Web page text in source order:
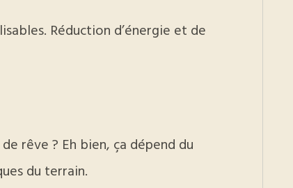
Réduction d’énergie et de
rêve ? Eh bien, ça dépend du
du terrain.